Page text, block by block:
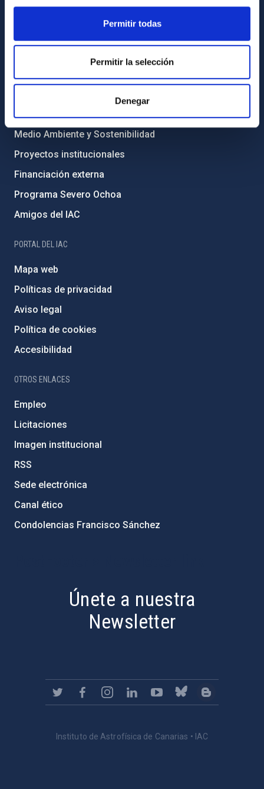
Permitir todas
Permitir la selección
Denegar
INFORMACIÓN INSTITUCIONAL
Forever IAC
Medio Ambiente y Sostenibilidad
Proyectos institucionales
Financiación externa
Programa Severo Ochoa
Amigos del IAC
PORTAL DEL IAC
Mapa web
Políticas de privacidad
Aviso legal
Política de cookies
Accesibilidad
OTROS ENLACES
Empleo
Licitaciones
Imagen institucional
RSS
Sede electrónica
Canal ético
Condolencias Francisco Sánchez
Únete a nuestra
Newsletter
Instituto de Astrofísica de Canarias • IAC